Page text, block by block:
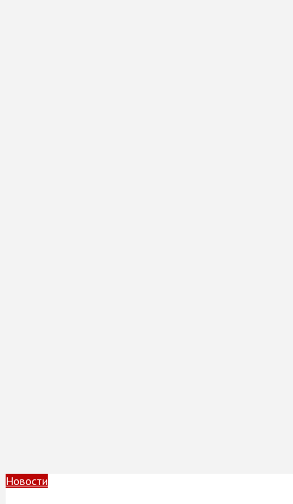
Новости